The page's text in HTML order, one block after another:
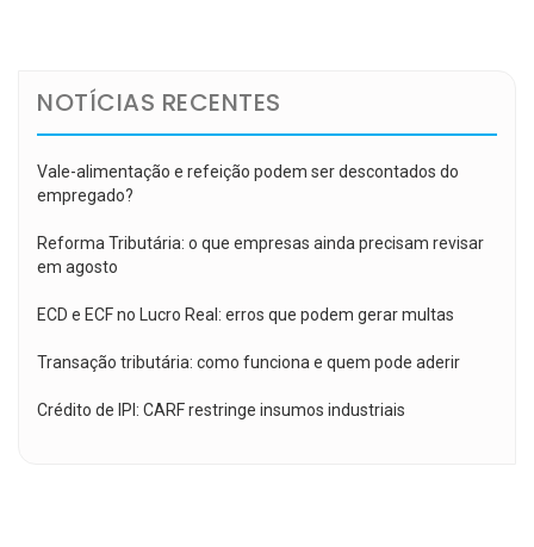
NOTÍCIAS RECENTES
Vale-alimentação e refeição podem ser descontados do
empregado?
Reforma Tributária: o que empresas ainda precisam revisar
em agosto
ECD e ECF no Lucro Real: erros que podem gerar multas
Transação tributária: como funciona e quem pode aderir
Crédito de IPI: CARF restringe insumos industriais